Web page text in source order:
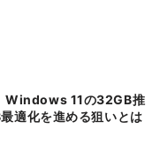
適化を進める狙いとは